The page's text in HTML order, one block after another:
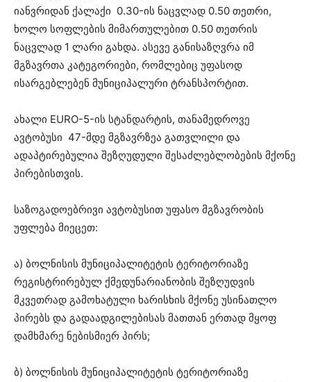
იანვრიდან ქალაქი 0.30-ის ნაცვლად 0.50 თეთრი,
ხოლო სოფლების მიმართულებით 0.50 თეთრის
ნაცვლად 1 ლარი გახდა. ასევე განისაზღვრა იმ
მგზავრთა კატეგორიები, რომლებიც უფასოდ
ისარგებლებენ მუნიციპალური ტრანსპორტით.
ახალი EURO-5-ის სტანდარტის, თანამედროვე
ავტობუსი 47-მდე მგზავრზეა გათვლილი და
ადაპტირებულია შეზღუდული შესაძლებლობების მქონე
პირებისთვის.
საზოგადოებრივი ავტობუსით უფასო მგზავრობის
უფლება მიეცეთ:
ა) ბოლნისის მუნიციპალიტეტის ტერიტორიაზე
რეგისტრირებულ ქმედუნარიანობის შეზღუდვის
მკვეთრად გამოხატული ხარისხის მქონე უსინათლო
პირებს და გადაადგილებისას მათთან ერთად მყოფ
დამხმარე ნებისმიერ პირს;
ბ) ბოლნისის მუნიციპალიტეტის ტერიტორიაზე